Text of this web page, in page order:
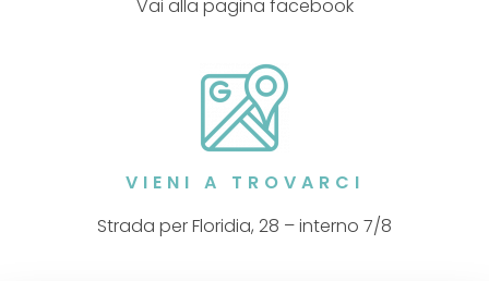
Vai alla pagina facebook
VIENI A TROVARCI
Strada per Floridia, 28 – interno 7/8